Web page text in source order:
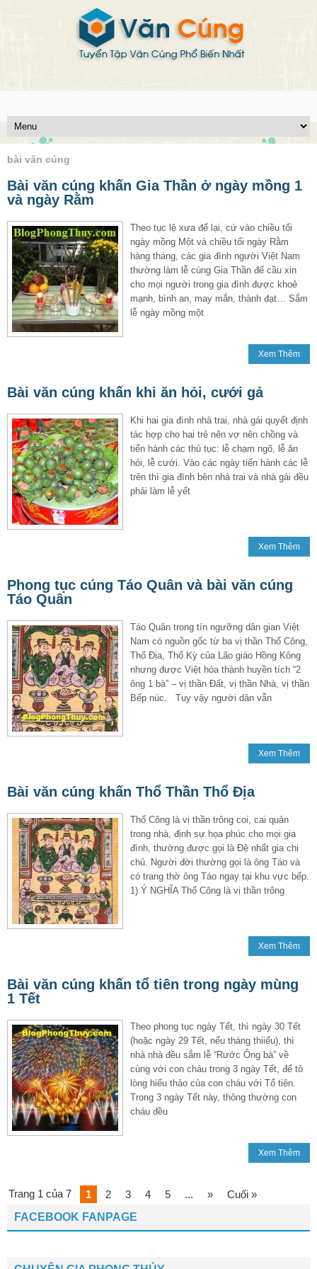
bài văn cúng
Bài văn cúng khấn Gia Thần ở ngày mồng 1
và ngày Rằm
Theo tục lệ xưa để lại, cứ vào chiều tối
ngày mồng Một và chiều tối ngày Rằm
hàng tháng, các gia đình người Việt Nam
thường làm lễ cúng Gia Thần để cầu xin
cho mọi người trong gia đình được khoẻ
mạnh, bình an, may mắn, thành đạt… Sắm
lễ ngày mồng một
Xem Thêm
Bài văn cúng khấn khi ăn hỏi, cưới gả
Khi hai gia đình nhà trai, nhà gái quyết định
tác hợp cho hai trẻ nên vợ nên chồng và
tiến hành các thủ tục: lễ chạm ngõ, lễ ăn
hỏi, lễ cưới. Vào các ngày tiến hành các lễ
trên thì gia đình bên nhà trai và nhà gái đều
phải làm lễ yết
Xem Thêm
Phong tục cúng Táo Quân và bài văn cúng
Táo Quân
Táo Quân trong tín ngưỡng dân gian Việt
Nam có nguồn gốc từ ba vị thần Thổ Công,
Thổ Địa, Thổ Kỳ của Lão giáo Hồng Kông
nhưng được Việt hóa thành huyền tích “2
ông 1 bà” – vị thần Đất, vị thần Nhà, vị thần
Bếp núc. Tuy vậy người dân vẫn
Xem Thêm
Bài văn cúng khấn Thổ Thần Thổ Địa
Thổ Công là vị thần trông coi, cai quản
trong nhà, định sự họa phúc cho mọi gia
đình, thường được gọi là Đệ nhất gia chi
chủ. Người đời thường gọi là ông Táo và
có trang thờ ông Táo ngay tại khu vực bếp.
1) Ý NGHĨA Thổ Công là vị thần trông
Xem Thêm
Bài văn cúng khấn tổ tiên trong ngày mùng
1 Tết
Theo phong tục ngày Tết, thì ngày 30 Tết
(hoặc ngày 29 Tết, nếu tháng thiiếu), thì
nhà nhà đều sắm lễ “Rước Ông bà” về
cùng với con cháu trong 3 ngày Tết, để tỏ
lòng hiếu thảo của con cháu với Tổ tiên.
Trong 3 ngày Tết này, thông thường con
cháu đều
Xem Thêm
Trang 1 của 7 1 2 3 4 5 ... »
Cuối »
FACEBOOK FANPAGE